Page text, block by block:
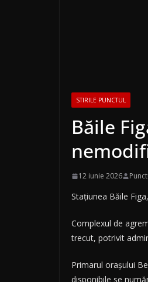
STIRILE PUNCTUL
Băile
12 iunie 2026
Stațiunea Băile
Complexul de
trecut, potrivit
Primarul orașului
disponibile se